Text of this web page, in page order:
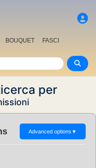
BOUQUET
FASCI
per
Advanced options ▼